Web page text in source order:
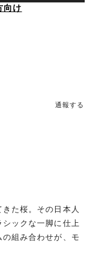
向け
通報する
た桜。その日本人
ックな一脚に仕上
組み合わせが、モ